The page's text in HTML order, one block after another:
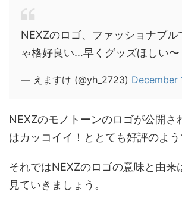
NEXZのロゴ、ファッショナブル
ゃ格好良い…早くグッズほしい〜
— えますけ (@yh_2723) December
NEXZのモノトーンのロゴが公開さ
はカッコイイ！ととても好評のよう
それではNEXZのロゴの意味と由来
見ていきましょう。